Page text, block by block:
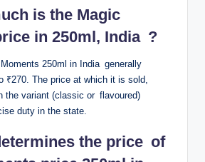
de vérification sur chaque site de
d’un portefeuille électronique
comme preuve partielle
et les
pour les
is the Magic
in 250ml, India ?
250ml in India generally
₹270. The price at which it is sold,
the variant (classic or flavoured)
duty in the state.
the price of